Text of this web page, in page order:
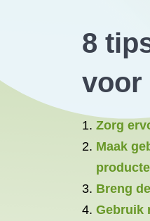
8
voor
Zorg
Maak
Breng
Gebruik